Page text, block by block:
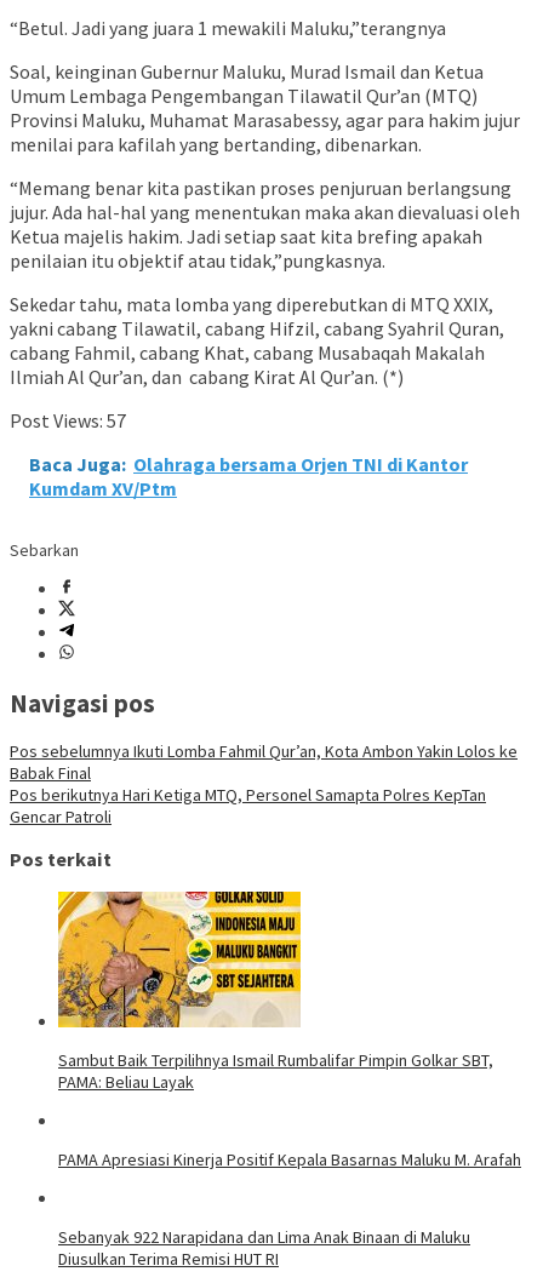
“Betul. Jadi yang juara 1 mewakili Maluku,”terangnya
Soal, keinginan Gubernur Maluku, Murad Ismail dan Ketua
Umum Lembaga Pengembangan Tilawatil Qur’an (MTQ)
Provinsi Maluku, Muhamat Marasabessy, agar para hakim jujur
menilai para kafilah yang bertanding, dibenarkan.
“Memang benar kita pastikan proses penjuruan berlangsung
jujur. Ada hal-hal yang menentukan maka akan dievaluasi oleh
Ketua majelis hakim. Jadi setiap saat kita brefing apakah
penilaian itu objektif atau tidak,”pungkasnya.
Sekedar tahu, mata lomba yang diperebutkan di MTQ XXIX,
yakni cabang Tilawatil, cabang Hifzil, cabang Syahril Quran,
cabang Fahmil, cabang Khat, cabang Musabaqah Makalah
Ilmiah Al Qur’an, dan cabang Kirat Al Qur’an. (*)
Post Views: 57
Baca Juga: Olahraga bersama Orjen TNI di Kantor
Kumdam XV/Ptm
Sebarkan
Navigasi pos
Pos sebelumnya Ikuti Lomba Fahmil Qur’an, Kota Ambon Yakin Lolos ke
Babak Final
Pos berikutnya Hari Ketiga MTQ, Personel Samapta Polres KepTan
Gencar Patroli
Pos terkait
Sambut Baik Terpilihnya Ismail Rumbalifar Pimpin Golkar SBT,
PAMA: Beliau Layak
PAMA Apresiasi Kinerja Positif Kepala Basarnas Maluku M. Arafah
Sebanyak 922 Narapidana dan Lima Anak Binaan di Maluku
Diusulkan Terima Remisi HUT RI